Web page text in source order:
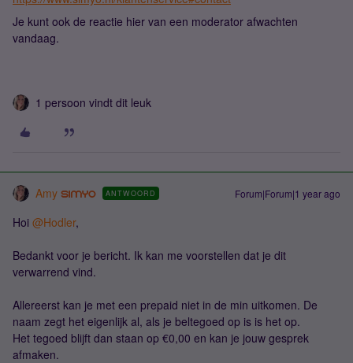
Je kunt ook de reactie hier van een moderator afwachten
vandaag.
1 persoon vindt dit leuk
Amy ANTWOORD Forum|Forum|1 year ago
Hoi ​ @Hodler,
Bedankt voor je bericht. Ik kan me voorstellen dat je dit
verwarrend vind.
Allereerst kan je met een prepaid niet in de min uitkomen. De
naam zegt het eigenlijk al, als je beltegoed op is is het op.
Het tegoed blijft dan staan op €0,00 en kan je jouw gesprek
afmaken.